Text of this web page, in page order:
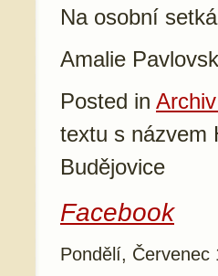
Na osobní
Amalie
Posted in
textu s názvem
Budějovice
Facebook
Pondělí, Červenec